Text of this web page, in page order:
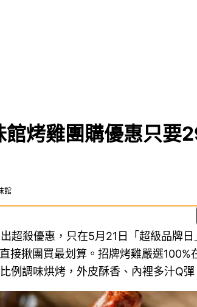
烤雞團購優惠只要
館
超殺優惠，只在5月21日「超級品牌
接揪團買最划算。招牌烤雞嚴選100%
例調味烘烤，外皮酥香、內裡多汁Q彈